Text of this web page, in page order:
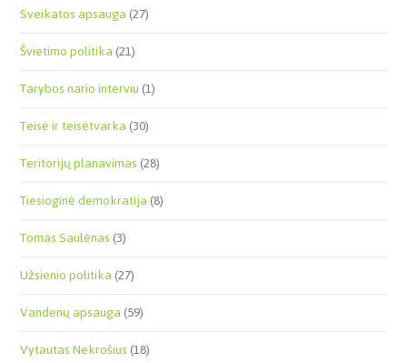
Sveikatos apsauga(27)
Švietimo politika(21)
Tarybos nario interviu(1)
Teisė ir teisėtvarka(30)
Teritorijų planavimas(28)
Tiesioginė demokratija(8)
Tomas Saulėnas(3)
Užsienio politika(27)
Vandenų apsauga(59)
Vytautas Nekrošius(18)